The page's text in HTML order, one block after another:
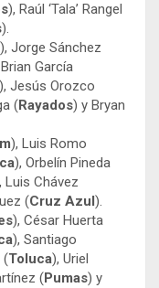
), Raúl ‘Tala’ Rangel
).
), Jorge Sánchez
García
), Jesús Orozco
(Rayados) y Bryan
), Luis Romo
), Orbelín Pineda
Luis Chávez
(Cruz Azul).
), César Huerta
), Santiago
(Toluca), Uriel
(Pumas) y